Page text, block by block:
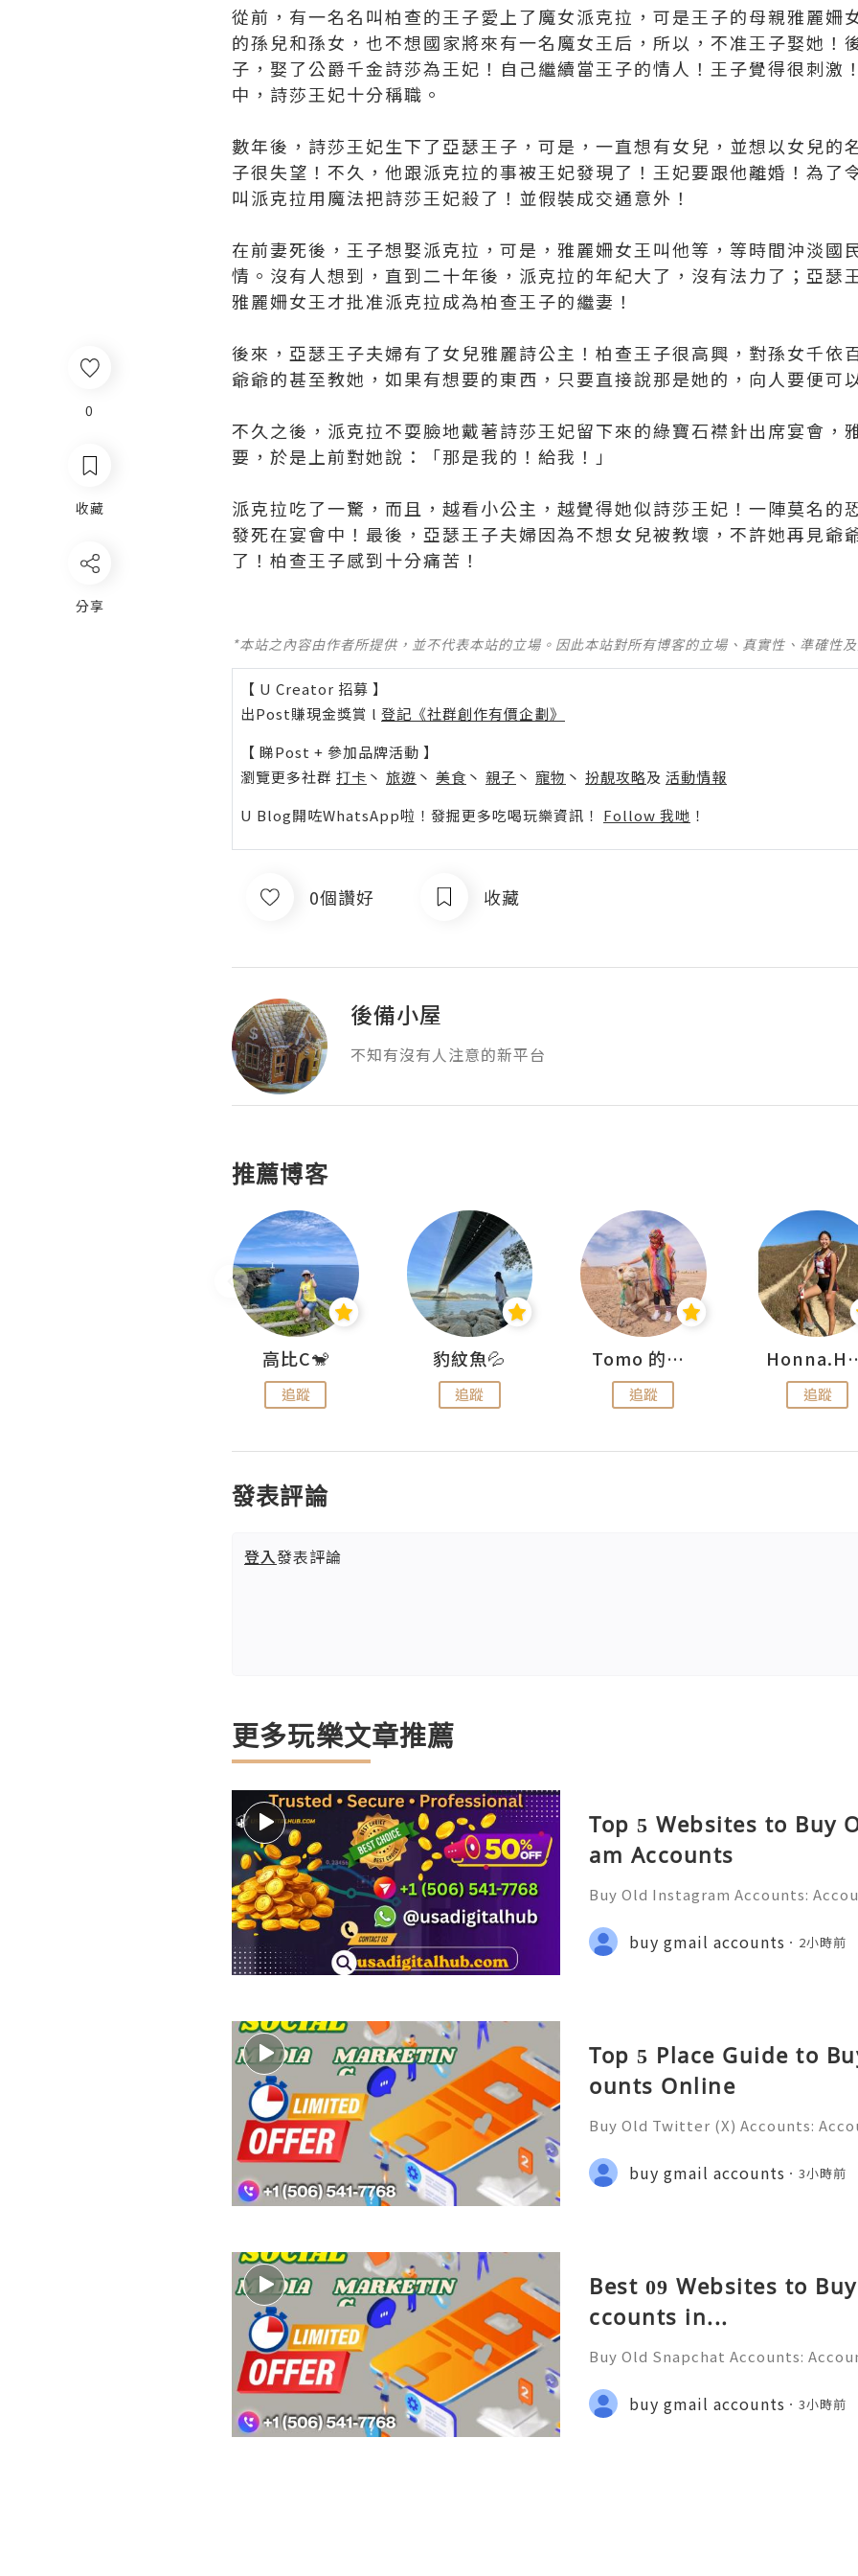
0
收藏
分享
從前，有一名名叫柏查的王子愛上了魔女派克拉，可是王子的母親雅麗姍
的孫兒和孫女，也不想國家將來有一名魔女王后，所以，不准王子娶她！
子，娶了公爵千金詩莎為王妃！自己繼續當王子的情人！王子覺得很刺激
中，詩莎王妃十分稱職。
數年後，詩莎王妃生下了亞瑟王子，可是，一直想有女兒，並想以女兒的
子很失望！不久，他跟派克拉的事被王妃發現了！王妃要跟他離婚！為了
叫派克拉用魔法把詩莎王妃殺了！並假裝成交通意外！
在前妻死後，王子想娶派克拉，可是，雅麗姍女王叫他等，等時間沖淡國
情。沒有人想到，直到二十年後，派克拉的年紀大了，沒有法力了；亞瑟
雅麗姍女王才批准派克拉成為柏查王子的繼妻！
後來，亞瑟王子夫婦有了女兒雅麗詩公主！柏查王子很高興，對孫女千依
爺爺的甚至教她，如果有想要的東西，只要直接說那是她的，向人要便可
不久之後，派克拉不耍臉地戴著詩莎王妃留下來的綠寶石襟針出席宴會，
要，於是上前對她說：「那是我的！給我！」
派克拉吃了一驚，而且，越看小公主，越覺得她似詩莎王妃！一陣莫名的
發死在宴會中！最後，亞瑟王子夫婦因為不想女兒被教壞，不許她再見爺
了！柏查王子感到十分痛苦！
*本站之內容由作者所提供，並不代表本站的立場。因此本站對所有博客的立場、真實性、準確性
【 U Creator 招募 】
出Post賺現金獎賞 l 登記《社群創作有價企劃》
【 睇Post + 參加品牌活動 】
瀏覽更多社群 打卡 丶 旅遊 丶 美食 丶 親子 丶 寵物 丶 扮靚攻略及 活動情報
U Blog開咗WhatsApp啦！發掘更多吃喝玩樂資訊！ Follow 我哋 ！
0個讚好 收藏
後備小屋
不知有沒有人注意的新平台
推薦博客
高比C🐒
追蹤
豹紋魚💦
追蹤
Tomo 的快樂宇宙
追蹤 追蹤
發表評論
登入發表評論
更多玩樂文章推薦
Top 5 Websites to Buy
am Accounts
Buy Old Instagram Accounts:
e 2026) 💫💎💲💫🌐✨💎Fast &
💫💎💲💫🌐✨💎WhatsApp :+1 (506)
buy gmail accounts 2小時前
Top 5 Place Guide to
ounts Online
Buy Old Twitter (X) Accounts:
💫💎💲💫🌐✨💎Fast & Reliable 24/
💫🌐✨💎WhatsApp :+1 (506) 541-
buy gmail accounts 3小時前
Best 09 Websites to
ccounts in...
Buy Old Snapchat Accounts:
💎💲💫🌐✨💎Fast & Reliable 24/7
🌐✨💎WhatsApp :+1 (506) 541-7768
buy gmail accounts 3小時前